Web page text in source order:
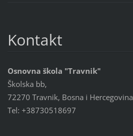
Kontakt
Osnovna škola "Travnik"
Školska bb,
72270 Travnik, Bosna i Hercegovina
Tel: +38730518697